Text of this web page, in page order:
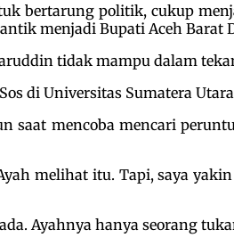
bertarung politik, cukup
menjadi Bupati Aceh Barat
tidak mampu dalam
di Universitas Sumatera
saat mencoba mencari
melihat itu. Tapi, saya
Ayahnya hanya seorang